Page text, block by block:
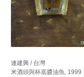
連建興 / 台灣
米酒頭與杯底醬油魚, 1999